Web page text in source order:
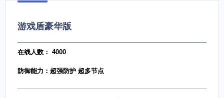
游戏盾豪华版
在线人数： 4000
防御能力：超强防护 超多节点